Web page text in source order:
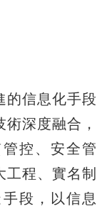
信息化手段
深度融合，
控、安全管
程、實名制
段，以信息